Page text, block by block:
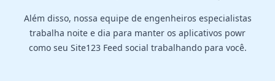
Além disso, nossa equipe de engenheiros especialistas
trabalha noite e dia para manter os aplicativos powr
como seu Site123 Feed social trabalhando para você.